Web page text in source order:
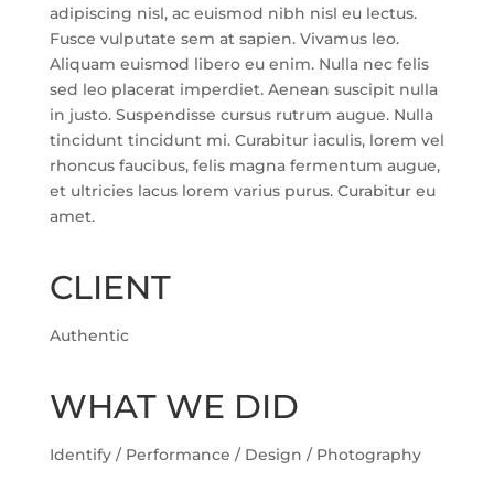
adipiscing nisl, ac euismod nibh nisl eu lectus.
Fusce vulputate sem at sapien. Vivamus leo.
Aliquam euismod libero eu enim. Nulla nec felis
sed leo placerat imperdiet. Aenean suscipit nulla
in justo. Suspendisse cursus rutrum augue. Nulla
tincidunt tincidunt mi. Curabitur iaculis, lorem vel
rhoncus faucibus, felis magna fermentum augue,
et ultricies lacus lorem varius purus. Curabitur eu
amet.
CLIENT
Authentic
WHAT WE DID
Identify / Performance / Design / Photography